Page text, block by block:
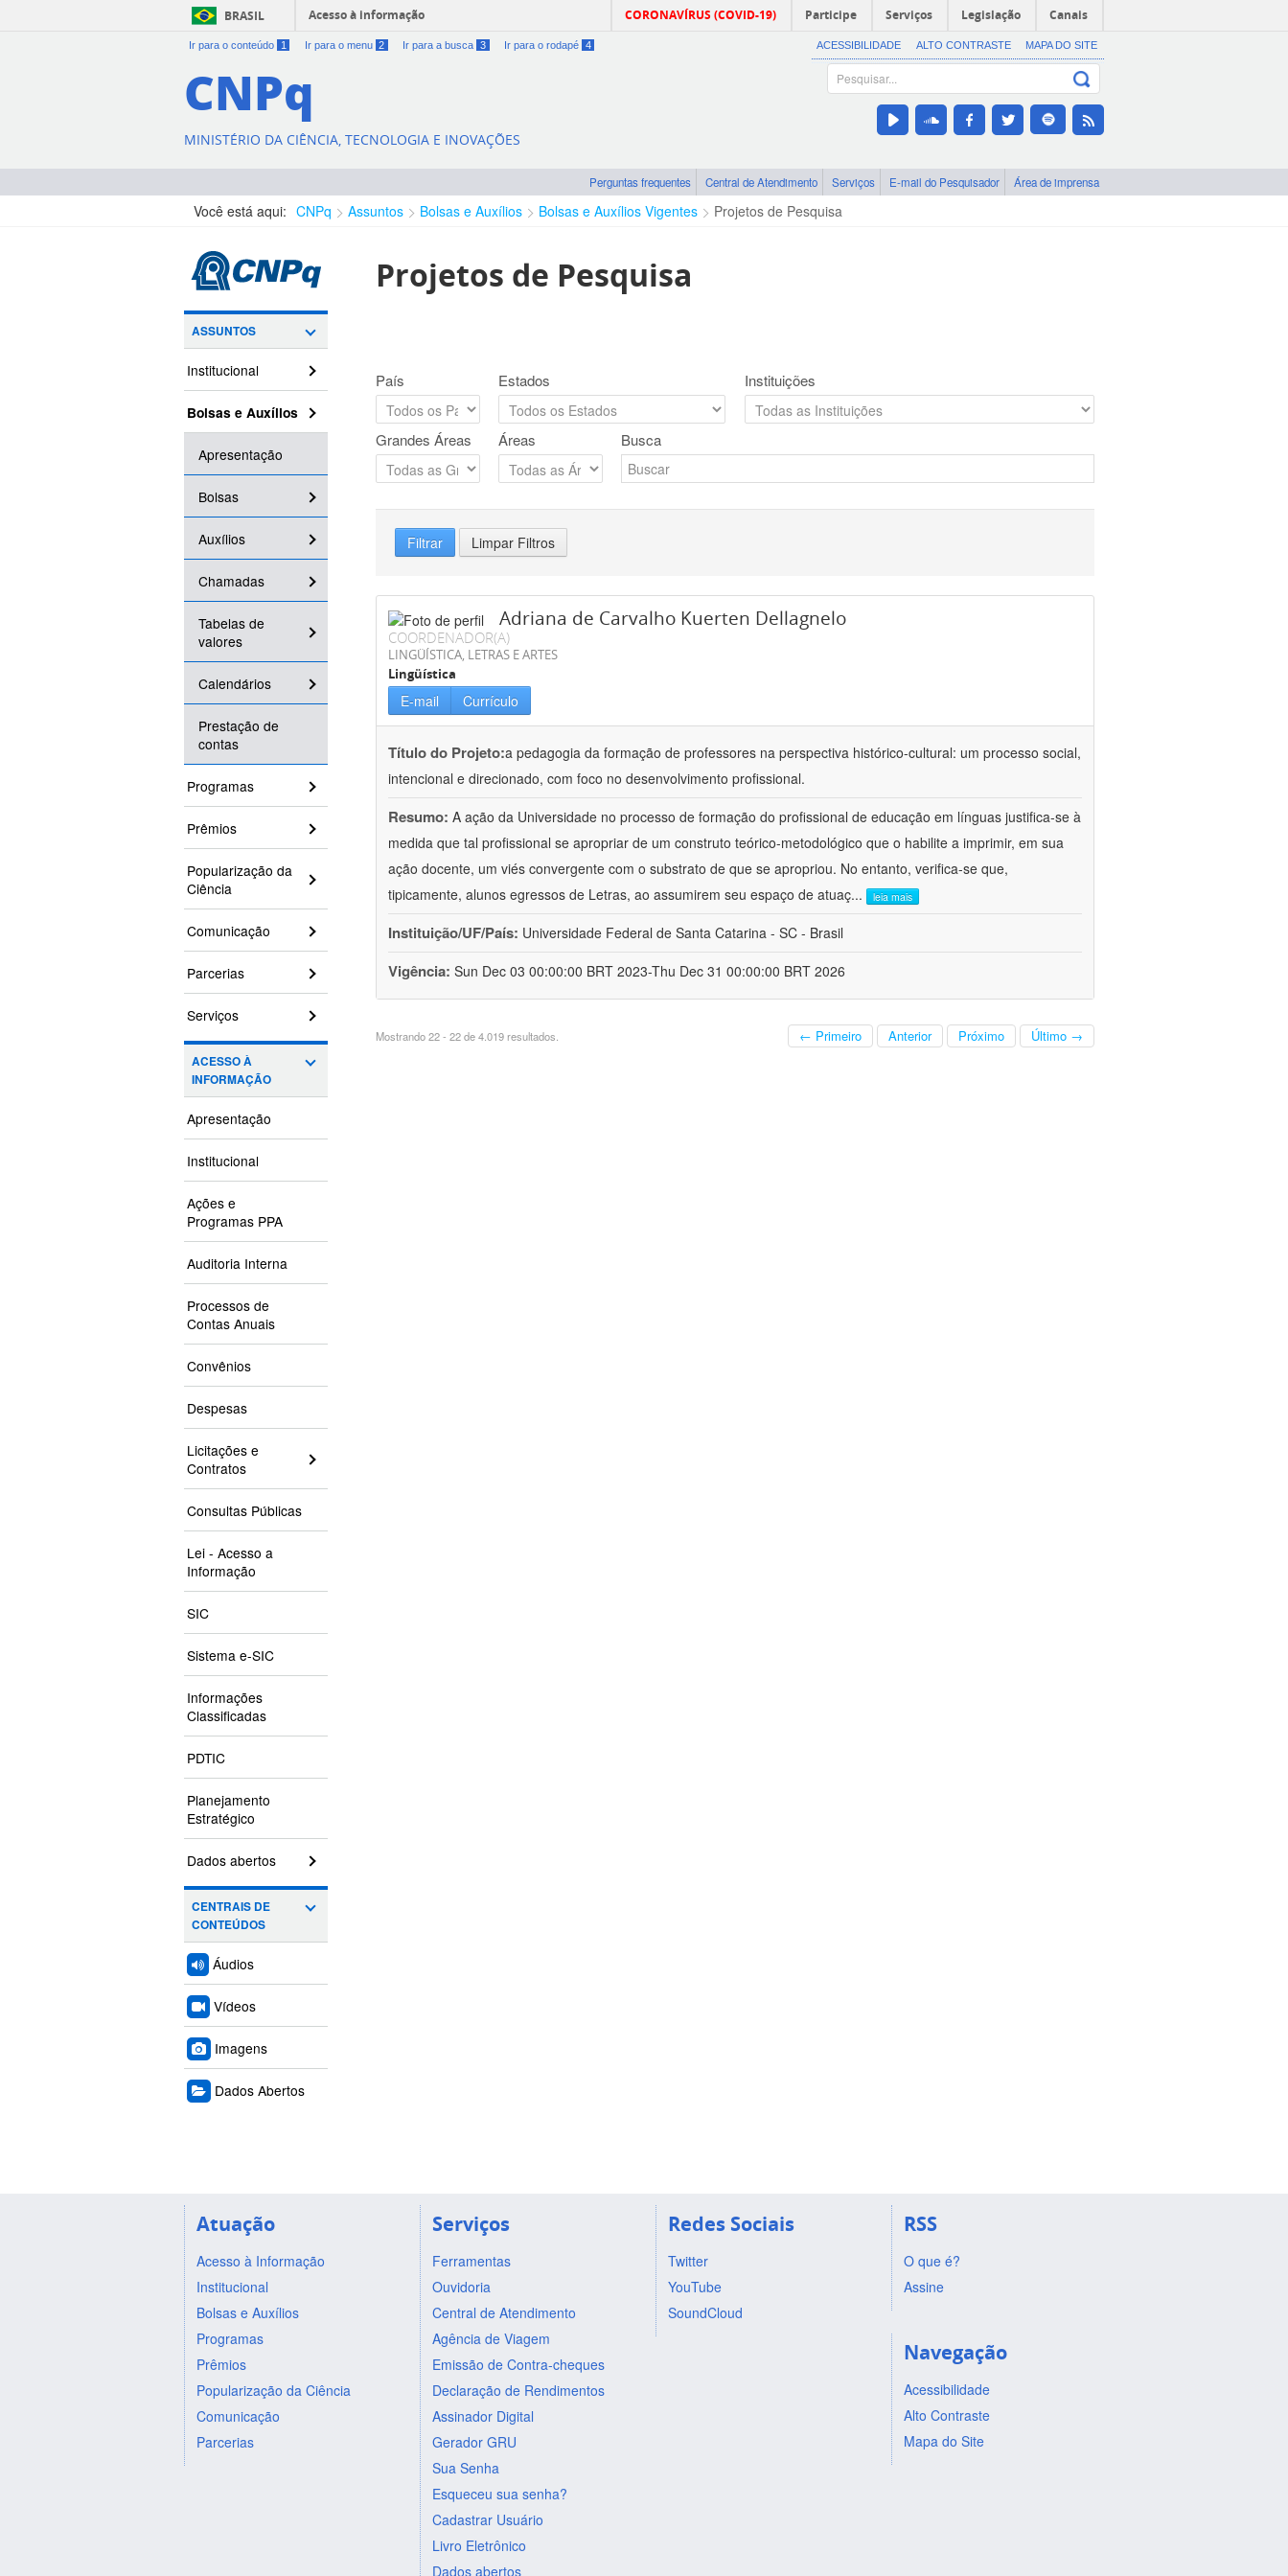
BRASIL Acesso à informação CORONAVÍRUS (COVID-19) Participe Serviços Legislação Canais
Ir para o conteúdo 1 Ir para o menu 2 Ir para a busca 3 Ir para o rodapé 4 ACESSIBILIDADE ALTO CONTRASTE MAPA DO SITE
CNPq
MINISTÉRIO DA CIÊNCIA, TECNOLOGIA E INOVAÇÕES
Perguntas frequentes Central de Atendimento Serviços E-mail do Pesquisador Área de imprensa
Você está aqui: CNPq Assuntos Bolsas e Auxílios Bolsas e Auxílios Vigentes Projetos de Pesquisa
ASSUNTOS
Institucional
Bolsas e Auxílios
Apresentação
Bolsas
Auxílios
Chamadas
Tabelas de
valores
Calendários
Prestação de
contas
Programas
Prêmios
Popularização da
Ciência
Comunicação
Parcerias
Serviços
ACESSO À
INFORMAÇÃO
Apresentação
Institucional
Ações e
Programas PPA
Auditoria Interna
Processos de
Contas Anuais
Convênios
Despesas
Licitações e
Contratos
Consultas Públicas
Lei - Acesso a
Informação
SIC
Sistema e-SIC
Informações
Classificadas
PDTIC
Planejamento
Estratégico
Dados abertos
CENTRAIS DE
CONTEÚDOS
Áudios
Vídeos
Imagens
Dados Abertos
Projetos de Pesquisa
País Estados Instituições
Grandes Áreas Áreas Busca
Filtrar Limpar Filtros
Adriana de Carvalho Kuerten Dellagnelo
COORDENADOR(A)
LINGÜÍSTICA, LETRAS E ARTES
Lingüística
E-mail Currículo
Título do Projeto:a pedagogia da formação de professores na perspectiva histórico-cultural: um processo social,
intencional e direcionado, com foco no desenvolvimento profissional.
Resumo: A ação da Universidade no processo de formação do profissional de educação em línguas justifica-se à
medida que tal profissional se apropriar de um construto teórico-metodológico que o habilite a imprimir, em sua
ação docente, um viés convergente com o substrato de que se apropriou. No entanto, verifica-se que,
tipicamente, alunos egressos de Letras, ao assumirem seu espaço de atuaç... leia mais
Instituição/UF/País: Universidade Federal de Santa Catarina - SC - Brasil
Vigência: Sun Dec 03 00:00:00 BRT 2023-Thu Dec 31 00:00:00 BRT 2026
Mostrando 22 - 22 de 4.019 resultados. ← Primeiro Anterior Próximo Último →
Atuação
Acesso à Informação
Institucional
Bolsas e Auxílios
Programas
Prêmios
Popularização da Ciência
Comunicação
Parcerias
Serviços
Ferramentas
Ouvidoria
Central de Atendimento
Agência de Viagem
Emissão de Contra-cheques
Declaração de Rendimentos
Assinador Digital
Gerador GRU
Sua Senha
Esqueceu sua senha?
Cadastrar Usuário
Livro Eletrônico
Dados abertos
Redes Sociais
Twitter
YouTube
SoundCloud
RSS
O que é?
Assine
Navegação
Acessibilidade
Alto Contraste
Mapa do Site